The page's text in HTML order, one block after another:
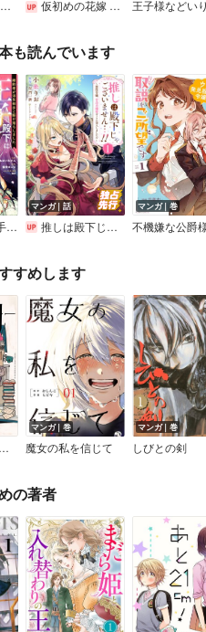
仮初めの花嫁 一条家に嫁いだ私の偽り婚姻譚［ばら売り］
も読んでいます
婚約者が浮気相手と駆け落ちしました。王子殿下に溺愛されて幸せなので、今さら戻りたいと言われても困ります。
マンガ｜話
推しは殿下じゃございません…！！～悪役令嬢、甘攻め溺愛ルートに突入しました！？～
マンガ｜巻
すめします
スターイーター 模造クリスタル作品集
マンガ｜巻
魔女の私を信じて
マンガ｜巻
しびとの剣
の著者